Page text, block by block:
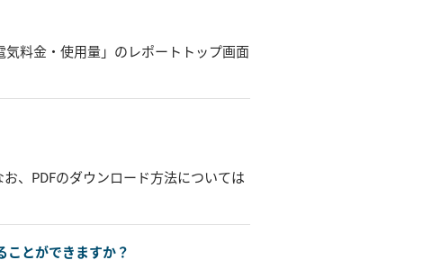
料金・使用量」のレポートトップ画面
、PDFのダウンロード方法については
とができますか？